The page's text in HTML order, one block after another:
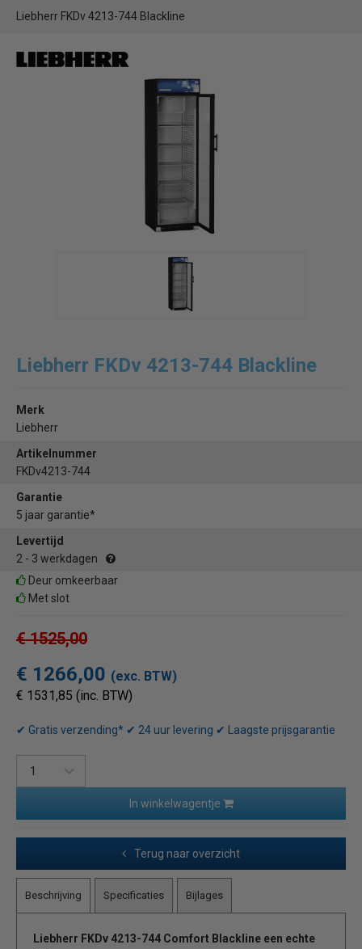
Liebherr FKDv 4213-744 Blackline
Liebherr FKDv 4213-744 Blackline
Merk
Liebherr
Artikelnummer
FKDv4213-744
Garantie
5 jaar garantie*
Levertijd
2 - 3 werkdagen
Deur omkeerbaar
Met slot
€ 1525,00
€ 1266,00 (exc. BTW)
€ 1531,85 (inc. BTW)
✔ Gratis verzending* ✔ 24 uur levering ✔ Laagste prijsgarantie
In winkelwagentje
Terug naar overzicht
Beschrijving Specificaties Bijlages
Liebherr FKDv 4213-744 Comfort Blackline een echte